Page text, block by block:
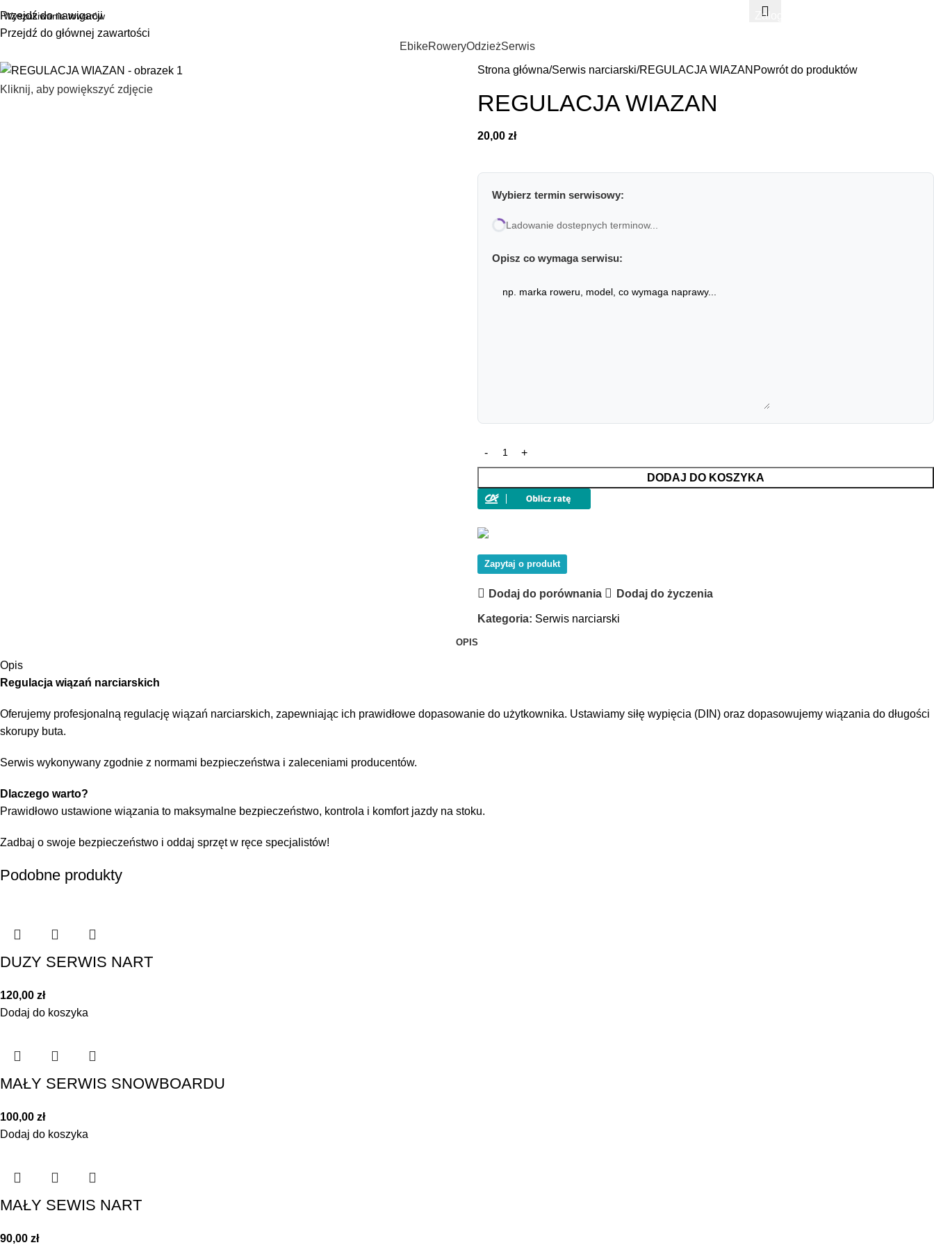
Przejdź do nawigacji
Przejdź do głównej zawartości
Zaloguj Się / Zarejestruj Się
EbikeRoweryOdzieżSerwis
Kliknij, aby powiększyć zdjęcie
Strona główna Serwis narciarski REGULACJA WIAZAN Powrót do produktów
REGULACJA WIAZAN
20,00 zł
Wybierz termin serwisowy:
Ladowanie dostepnych terminow...
Opisz co wymaga serwisu:
DODAJ DO KOSZYKA
Zapytaj o produkt
Dodaj do porównania Dodaj do życzenia
Kategoria: Serwis narciarski
OPIS
Opis
Regulacja wiązań narciarskich
Oferujemy profesjonalną regulację wiązań narciarskich, zapewniając ich prawidłowe dopasowanie do użytkownika. Ustawiamy siłę wypięcia (DIN) oraz dopasowujemy wiązania do długości
skorupy buta.
Serwis wykonywany zgodnie z normami bezpieczeństwa i zaleceniami producentów.
Dlaczego warto?
Prawidłowo ustawione wiązania to maksymalne bezpieczeństwo, kontrola i komfort jazdy na stoku.
Zadbaj o swoje bezpieczeństwo i oddaj sprzęt w ręce specjalistów!
Podobne produkty
DUZY SERWIS NART
120,00 zł
Dodaj do koszyka
MAŁY SERWIS SNOWBOARDU
100,00 zł
Dodaj do koszyka
MAŁY SEWIS NART
90,00 zł